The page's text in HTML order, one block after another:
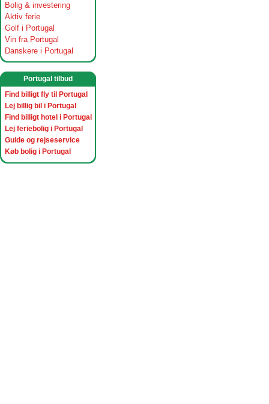
Bolig & investering
Aktiv ferie
Golf i Portugal
Vin fra Portugal
Danskere i Portugal
Portugal tilbud
Find billigt fly til Portugal
Lej billig bil i Portugal
Find billigt hotel i Portugal
Lej feriebolig i Portugal
Guide og rejseservice
Køb bolig i Portugal